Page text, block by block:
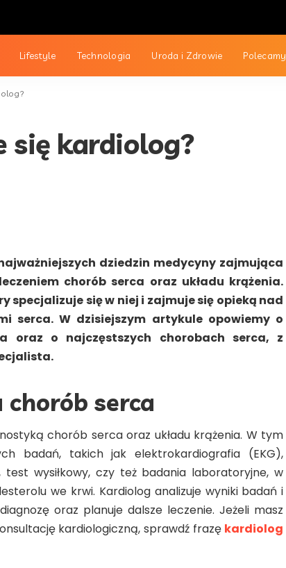
Lifestyle Technologia Uroda i Zdrowie Polecamy
się kardiolog?
dziedzin medycyny zajmująca
chorób serca oraz układu krążenia.
specjalizuje się w niej i zajmuje się opieką nad
serca. W dzisiejszym artykule opowiemy o
oraz o najczęstszych chorobach serca, z
serca
chorób serca oraz układu krążenia. W tym
badań, takich jak elektrokardiografia (EKG),
test wysiłkowy, czy też badania laboratoryjne, w
we krwi. Kardiolog analizuje wyniki badań i
oraz planuje dalsze leczenie. Jeżeli masz
kardiologiczną, sprawdź frazę kardiolog